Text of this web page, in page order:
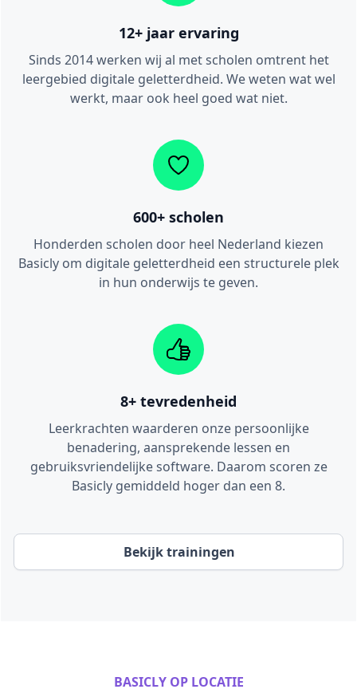
12+ jaar ervaring
Sinds 2014 werken wij al met scholen omtrent het
leergebied digitale geletterdheid. We weten wat wel
werkt, maar ook heel goed wat niet.
600+ scholen
Honderden scholen door heel Nederland kiezen
Basicly om digitale geletterdheid een structurele plek
in hun onderwijs te geven.
8+ tevredenheid
Leerkrachten waarderen onze persoonlijke
benadering, aansprekende lessen en
gebruiksvriendelijke software. Daarom scoren ze
Basicly gemiddeld hoger dan een 8.
Bekijk trainingen
BASICLY OP LOCATIE